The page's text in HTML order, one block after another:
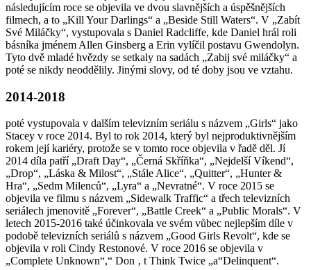
následujícím roce se objevila ve dvou slavnějších a úspěšnějších
filmech, a to „Kill Your Darlings“ a „Beside Still Waters“. V „Zabít
Své Miláčky“, vystupovala s Daniel Radcliffe, kde Daniel hrál roli
básníka jménem Allen Ginsberg a Erin vylíčil postavu Gwendolyn.
Tyto dvě mladé hvězdy se setkaly na sadách „Zabij své miláčky“ a
poté se nikdy neoddělily. Jinými slovy, od té doby jsou ve vztahu.
2014-2018
poté vystupovala v dalším televizním seriálu s názvem „Girls“ jako
Stacey v roce 2014. Byl to rok 2014, který byl nejproduktivnějším
rokem její kariéry, protože se v tomto roce objevila v řadě děl. Jí
2014 díla patří „Draft Day“, „Černá Skříňka“, „Nejdelší Víkend“,
„Drop“, „Láska & Milost“, „Stále Alice“, „Quitter“, „Hunter &
Hra“, „Sedm Milenců“, „Lyra“ a „Nevratné“. V roce 2015 se
objevila ve filmu s názvem „Sidewalk Traffic“ a třech televizních
seriálech jmenovitě „Forever“, „Battle Creek“ a „Public Morals“. V
letech 2015-2016 také účinkovala ve svém vůbec nejlepším díle v
podobě televizních seriálů s názvem „Good Girls Revolt“, kde se
objevila v roli Cindy Restonové. V roce 2016 se objevila v
„Complete Unknown“,“ Don ‚ t Think Twice „a“Delinquent“.